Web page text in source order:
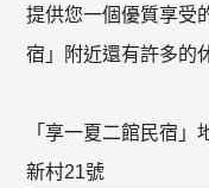
提供您一個優質享受
宿」附近還有許多的
「享一夏二館民宿
新村21號